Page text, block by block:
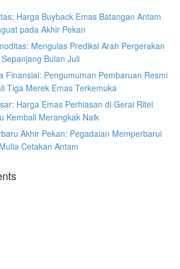
Harga Buyback Emas Batangan Antam
pada Akhir Pekan
Mengulas Prediksi Arah Pergerakan
Bulan Juli
Finansial: Pengumuman Pembaruan Resmi
Tiga Merek Emas Terkemuka
Harga Emas Perhiasan di Gerai Ritel
Kembali Merangkak Naik
Akhir Pekan: Pegadaian Memperbarui
Cetakan Antam